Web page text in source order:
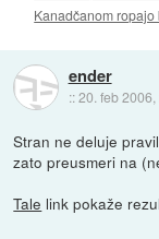
Kanadčanom
ender
::20. feb
Stran ne deluje
zato preusmeri na
Tale link pokaže